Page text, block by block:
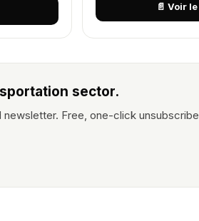
📄 Voir
sector.
Free, one-click